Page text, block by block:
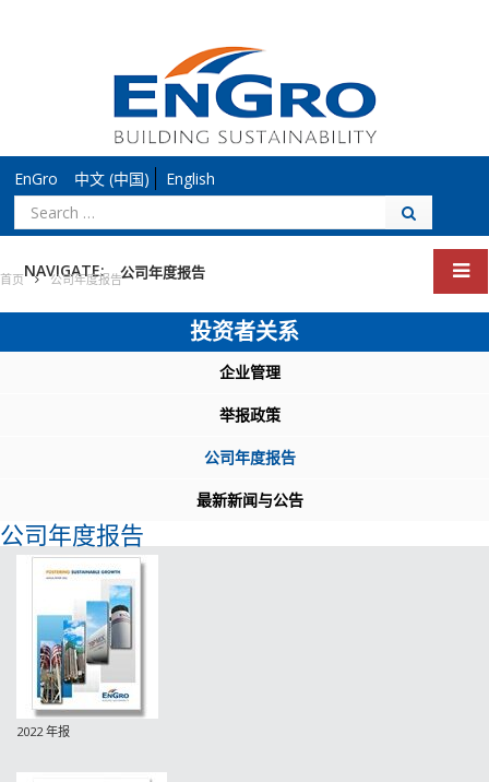
EnGro 中文 (中国)
English
NAVIGATE:
公司年度报告
首页 公司年度报告
投资者关系
企业管理
举报政策
公司年度报告
最新新闻与公告
公司年度报告
2022 年报